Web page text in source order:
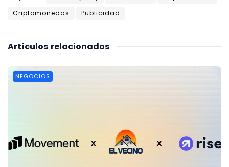
Criptomonedas
Publicidad
relacionados
Artículos
NEGOCIOS